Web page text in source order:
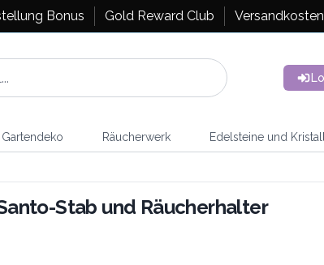
Bonus Gold Reward Club Versandkosten
Räucherwerk Edelsteine und
Stab und Räucherhalter